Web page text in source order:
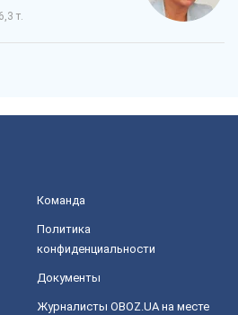
6,3 т.
Команда
Политика
конфиденциальности
Документы
Журналисты OBOZ.UA на месте